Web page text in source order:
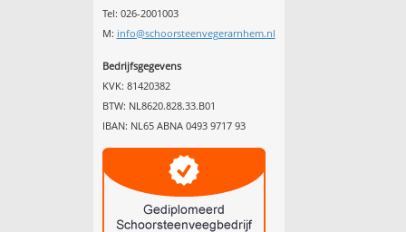
Tel: 026-2001003
M: info@schoorsteenvegerarnhem.nl
Bedrijfsgegevens
KVK: 81420382
BTW: NL8620.828.33.B01
IBAN: NL65 ABNA 0493 9717 93